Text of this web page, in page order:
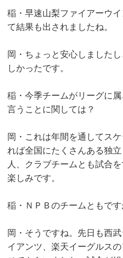
稲・早速山梨ファイアーウ
て結果も出されましたね。
岡・ちょっと安心しました
しかったです。
稲・今季チームがリーグに
言うことに関しては？
岡・これは年間を通してス
れば全国にたくさんある独
人、クラブチームとも試合
楽しみです。
稲・ＮＰＢのチームともです
岡・そうですね。先日も西
イアンツ、楽天イーグルス